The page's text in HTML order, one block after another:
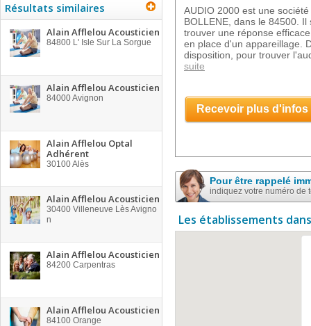
Résultats similaires
Alain Afflelou Acousticien
84800 L' Isle Sur La Sorgue
Alain Afflelou Acousticien
84000Avignon
Alain Afflelou Optal
Adhérent
30100Alès
Alain Afflelou Acousticien
30400 Villeneuve Lès Avigno
n
Alain Afflelou Acousticien
84200 Carpentras
Alain Afflelou Acousticien
84100 Orange
AUDIO 2000 est une
BOLLENE, dans le 84500.
trouver une réponse
en place d'un appareillage.
disposition, pour trouver
suite
Recevoir plus d'infos
Pour être rappelé
indiquez votre numéro de
Les établissements